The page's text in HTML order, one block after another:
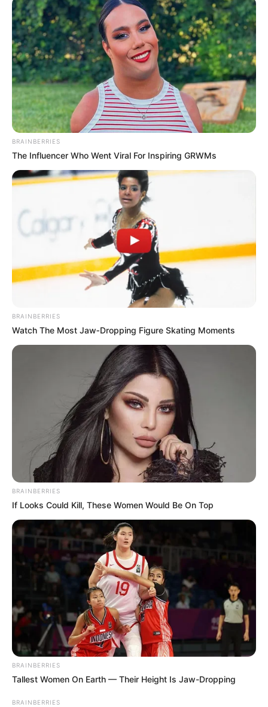
BRAINBERRIES
The Influencer Who Went Viral For Inspiring GRWMs
BRAINBERRIES
Watch The Most Jaw‑Dropping Figure Skating Moments
BRAINBERRIES
If Looks Could Kill, These Women Would Be On Top
BRAINBERRIES
Tallest Women On Earth — Their Height Is Jaw-Dropping
BRAINBERRIES